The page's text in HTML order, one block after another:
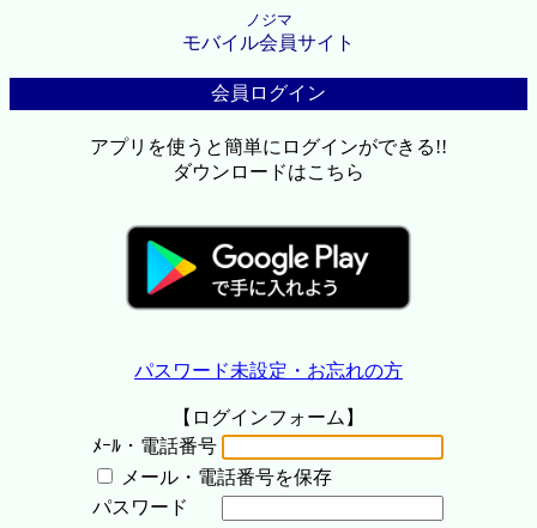
ノジマ
モバイル会員サイト
会員ログイン
アプリを使うと簡単にログインができる!!
ダウンロードはこちら
パスワード未設定・お忘れの方
【ログインフォーム】
ﾒｰﾙ・電話番号
メール・電話番号を保存
パスワード